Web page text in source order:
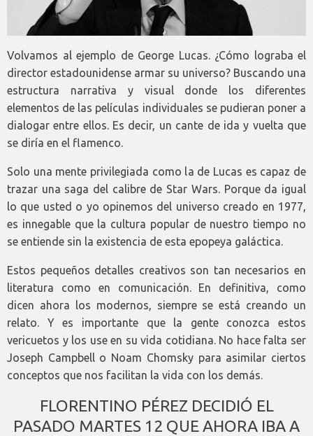
Volvamos al ejemplo de George Lucas. ¿Cómo lograba el
director estadounidense armar su universo? Buscando una
estructura narrativa y visual donde los diferentes
elementos de las películas individuales se pudieran poner a
dialogar entre ellos. Es decir, un cante de ida y vuelta que
se diría en el flamenco.
Solo una mente privilegiada como la de Lucas es capaz de
trazar una saga del calibre de Star Wars. Porque da igual
lo que usted o yo opinemos del universo creado en 1977,
es innegable que la cultura popular de nuestro tiempo no
se entiende sin la existencia de esta epopeya galáctica.
Estos pequeños detalles creativos son tan necesarios en
literatura como en comunicación. En definitiva, como
dicen ahora los modernos, siempre se está creando un
relato. Y es importante que la gente conozca estos
vericuetos y los use en su vida cotidiana. No hace falta ser
Joseph Campbell o Noam Chomsky para asimilar ciertos
conceptos que nos facilitan la vida con los demás.
FLORENTINO PÉREZ DECIDIÓ EL
PASADO MARTES 12 QUE AHORA IBA A